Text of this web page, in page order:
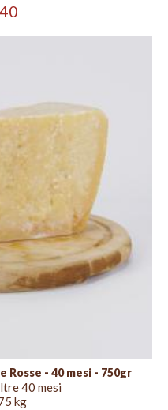
Rosse - 40 mesi - 750gr
40 mesi
kg